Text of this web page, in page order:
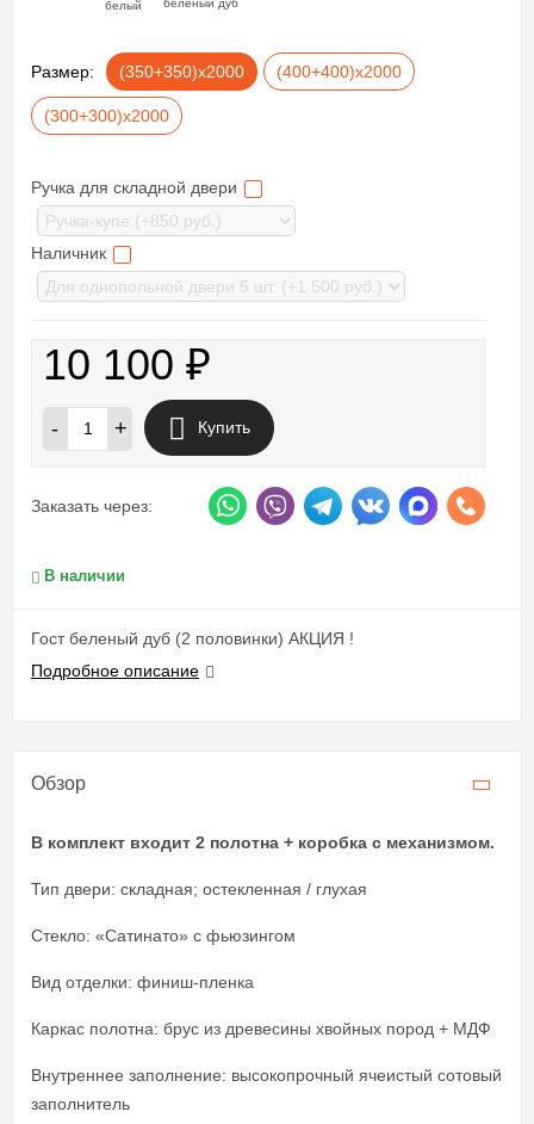
белый беленый дуб
Размер: (350+350)х2000 (400+400)х2000
(300+300)х2000
Ручка для складной двери
Наличник
10 100 ₽
- + Купить
Заказать через:
В наличии
Гост беленый дуб (2 половинки) АКЦИЯ !
Подробное описание
Обзор
В комплект входит 2 полотна + коробка с механизмом.
Тип двери: складная; остекленная / глухая
Стекло: «Сатинато» c фьюзингом
Вид отделки: финиш-пленка
Каркас полотна: брус из древесины хвойных пород + МДФ
Внутреннее заполнение: высокопрочный ячеистый сотовый
заполнитель